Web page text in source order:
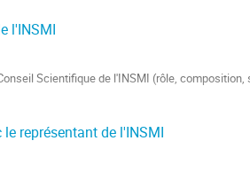
l'INSMI
Scientifique de l'INSMI (rôle,
représentant de l'INSMI